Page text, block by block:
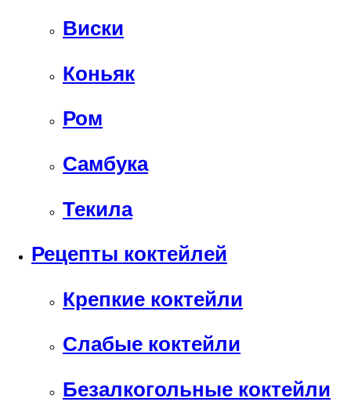
Виски
Коньяк
Ром
Самбука
Текила
Рецепты коктейлей
Крепкие коктейли
Слабые коктейли
Безалкогольные коктейли